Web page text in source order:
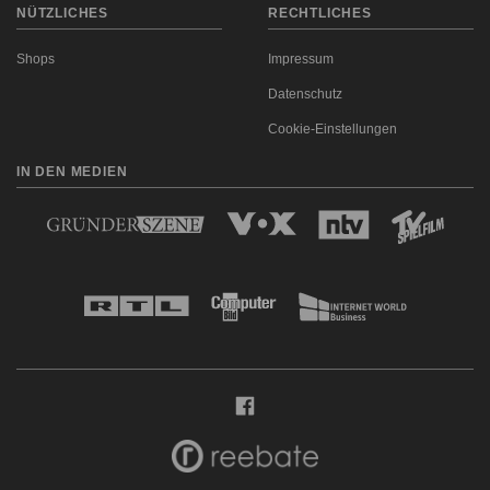
NÜTZLICHES
Shops
RECHTLICHES
Impressum
Datenschutz
Cookie-Einstellungen
IN DEN MEDIEN